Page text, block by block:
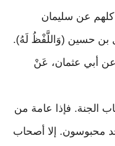
كلهم عن سليمان
بن حسين (وَاللَّفْظُ لَهُ).
عن أبي عثمان، عَنْ
الجنة. فإذا عامة من
محبوسون. إلا أصحاب